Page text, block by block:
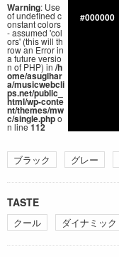
Warning: Use
of undefined c
onstant colors
- assumed 'col
ors' (this will th
row an Error in
a future versio
n of PHP) in /h
ome/asugihar
a/musicwebcli
ps.net/public_
html/wp-conte
nt/themes/mw
c/single.phpo
n line112
#000000
ブラック グレー
TASTE
クール ダイナミック